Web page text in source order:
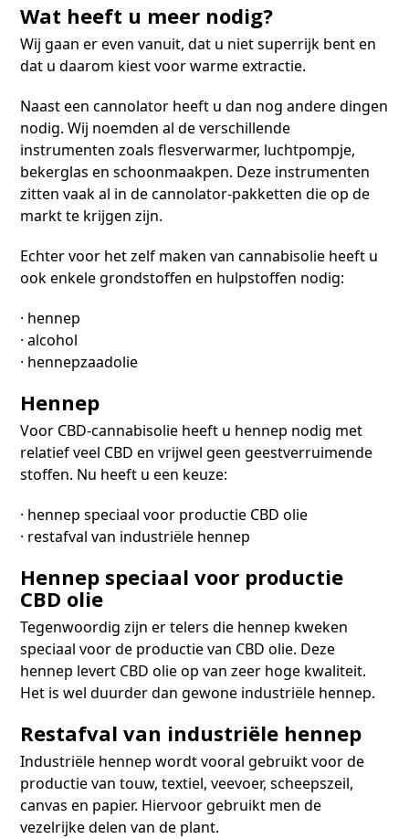
Wat heeft u meer nodig?
Wij gaan er even vanuit, dat u niet superrijk bent en
dat u daarom kiest voor warme extractie.
Naast een cannolator heeft u dan nog andere dingen
nodig. Wij noemden al de verschillende
instrumenten zoals flesverwarmer, luchtpompje,
bekerglas en schoonmaakpen. Deze instrumenten
zitten vaak al in de cannolator-pakketten die op de
markt te krijgen zijn.
Echter voor het zelf maken van cannabisolie heeft u
ook enkele grondstoffen en hulpstoffen nodig:
· hennep
· alcohol
· hennepzaadolie
Hennep
Voor CBD-cannabisolie heeft u hennep nodig met
relatief veel CBD en vrijwel geen geestverruimende
stoffen. Nu heeft u een keuze:
· hennep speciaal voor productie CBD olie
· restafval van industriële hennep
Hennep speciaal voor productie
CBD olie
Tegenwoordig zijn er telers die hennep kweken
speciaal voor de productie van CBD olie. Deze
hennep levert CBD olie op van zeer hoge kwaliteit.
Het is wel duurder dan gewone industriële hennep.
Restafval van industriële hennep
Industriële hennep wordt vooral gebruikt voor de
productie van touw, textiel, veevoer, scheepszeil,
canvas en papier. Hiervoor gebruikt men de
vezelrijke delen van de plant.